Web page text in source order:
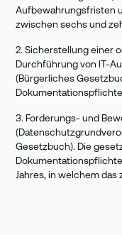
Aufbewahrungsfristen
zwischen sechs und
2. Sicherstellung einer
Durchführung von IT-
(Bürgerliches
3. Forderungs- und
Gesetzbuch). Die
Jahres, in welchem